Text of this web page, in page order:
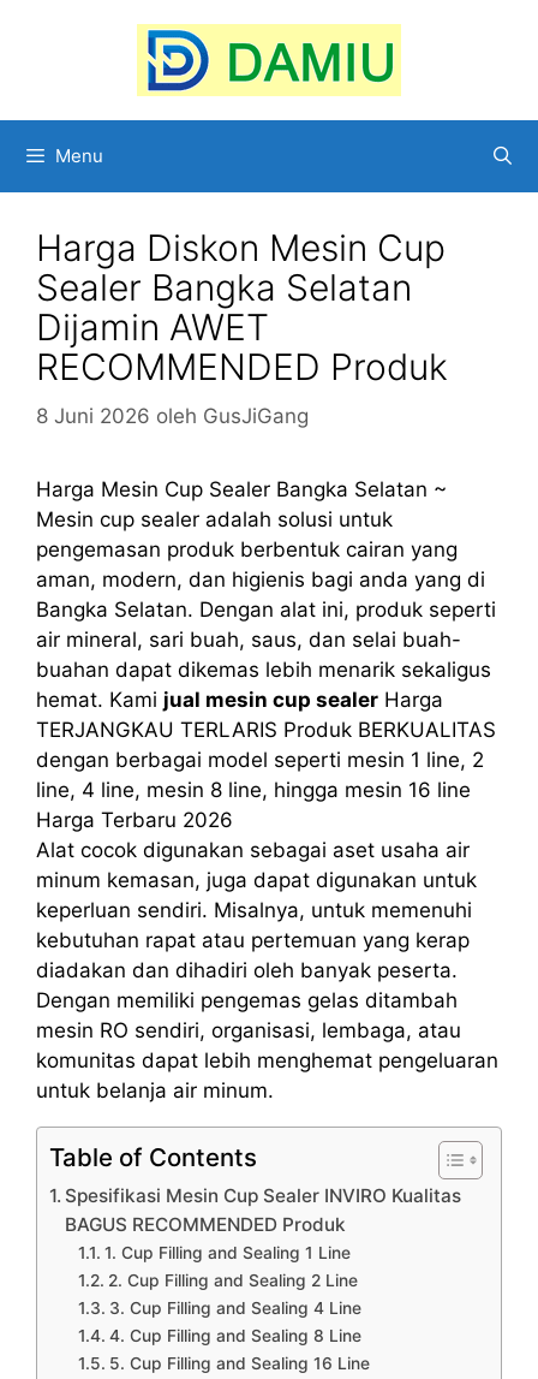
Menu
Harga Diskon Mesin Cup
Sealer Bangka Selatan
Dijamin AWET
RECOMMENDED Produk
8 Juni 2026 oleh GusJiGang
Harga Mesin Cup Sealer Bangka Selatan ~
Mesin cup sealer adalah solusi untuk
pengemasan produk berbentuk cairan yang
aman, modern, dan higienis bagi anda yang di
Bangka Selatan. Dengan alat ini, produk seperti
air mineral, sari buah, saus, dan selai buah-
buahan dapat dikemas lebih menarik sekaligus
hemat. Kami jual mesin cup sealer Harga
TERJANGKAU TERLARIS Produk BERKUALITAS
dengan berbagai model seperti mesin 1 line, 2
line, 4 line, mesin 8 line, hingga mesin 16 line
Harga Terbaru 2026
Alat cocok digunakan sebagai aset usaha air
minum kemasan, juga dapat digunakan untuk
keperluan sendiri. Misalnya, untuk memenuhi
kebutuhan rapat atau pertemuan yang kerap
diadakan dan dihadiri oleh banyak peserta.
Dengan memiliki pengemas gelas ditambah
mesin RO sendiri, organisasi, lembaga, atau
komunitas dapat lebih menghemat pengeluaran
untuk belanja air minum.
Table of Contents
Spesifikasi Mesin Cup Sealer INVIRO Kualitas
BAGUS RECOMMENDED Produk
1. Cup Filling and Sealing 1 Line
2. Cup Filling and Sealing 2 Line
3. Cup Filling and Sealing 4 Line
4. Cup Filling and Sealing 8 Line
5. Cup Filling and Sealing 16 Line